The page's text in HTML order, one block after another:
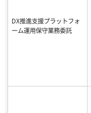
DX推進支援プラットフォ
ーム運用保守業務委託